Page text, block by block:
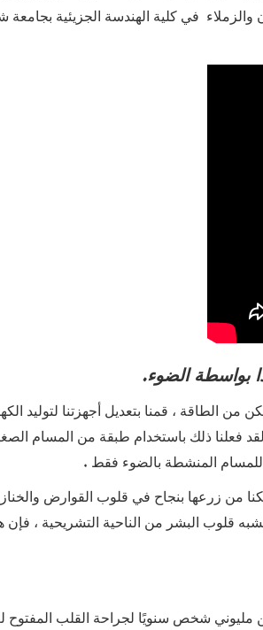
في كلية الهندسة الجزيئية بجامعة
بواسطة الضوء.
من الطاقة ، قمنا بتعديل أجهزتنا لتوليد
فعلنا ذلك باستخدام طبقة من المسام
للمسام المنشطة بالضوء فقط .
من زرعها بنجاح في قلوب القوارض
قلوب البشر من الناحية التشريحية ، فإن
مليوني شخص سنويًا لجراحة القلب المفتوح